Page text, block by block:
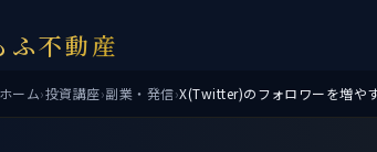
ふ不動産
ホーム›投資講座›副業・発信›